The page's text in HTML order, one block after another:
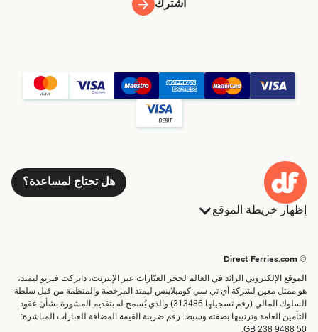
اشترك
هل تحتاج لمساعدة؟
إظهار خريطة الموقع
البلدان
خدمات الزبائن
الباحث عن الرحلات والموانئ
تذاكر العبّارة
العبارات
شحن
عبارة صغيرة
القطار والعبارة
© Direct Ferries.com
الموقع الإلكتروني الرائد في العالم لحجز العبّارات عبر الإنترنت، دايركت فيريو ليمتد،
هو ممثل معين لشركة أي تي سي كومبلاينس ليمتد المرخصة والمنظمة من قبل سلطة
السلوك المالي (رقم تسجيلها 313486) والذي يُسمح له بتقديم المشورة بشأن عقود
التأمين العامة وترتيبها بصفته وسيط. رقم ضريبة القيمة المضافة للعبارات المباشرة:
GB 238 9488 50.